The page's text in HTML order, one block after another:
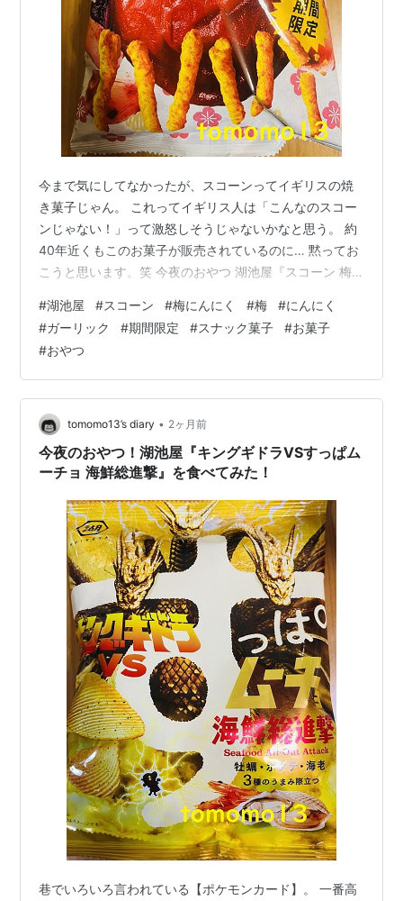
今まで気にしてなかったが、スコーンってイギリスの焼
き菓子じゃん。 これってイギリス人は「こんなのスコー
ンじゃない！」って激怒しそうじゃないかなと思う。 約
40年近くもこのお菓子が販売されているのに… 黙ってお
こうと思います。笑 今夜のおやつ 湖池屋『スコーン 梅
なってしまった。 おつまみで【梅にんにく】を食べたこ
とがあるがそんな感じなんだろうかって思いながら開け
る前はドキドキ。 リンク 最近これ見かけないような気が
する。 美味しいのにね。 『スコーン 梅にんにく』は梅
の爽やかな酸味とガツンと来るにんにくのパンチが合わ
さった病みつきになる濃厚ス…
#湖池屋 #スコーン #梅にんにく #梅 #にんにく
#ガーリック #期間限定 #スナック菓子 #お菓子
#おやつ
tomomo13’s diary • 2ヶ月前
今夜のおやつ！湖池屋『キングギドラVSすっぱム
ーチョ 海鮮総進撃』を食べてみた！
巷でいろいろ言われている【ポケモンカード】。 一番高